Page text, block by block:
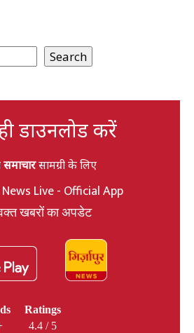
Search
डाउनलोड करें
समाचारसामग्री के लिए
Live - Official App
खबरों का अपडेट
Ratings
4.4 / 5